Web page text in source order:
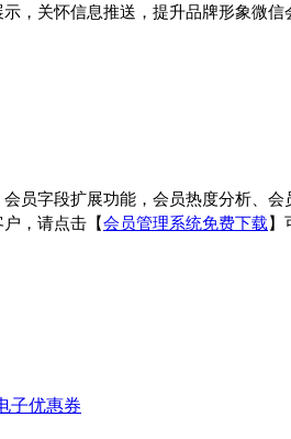
，关怀信息推送，提升品牌形象微信
员字段扩展功能，会员热度分析、
，请点击【会员管理系统免费下载】
子优惠券